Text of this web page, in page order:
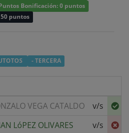
Bonificación: 0 puntos
puntos
- TERCERA
VEGA CATALDO v/s
LóPEZ OLIVARES v/s